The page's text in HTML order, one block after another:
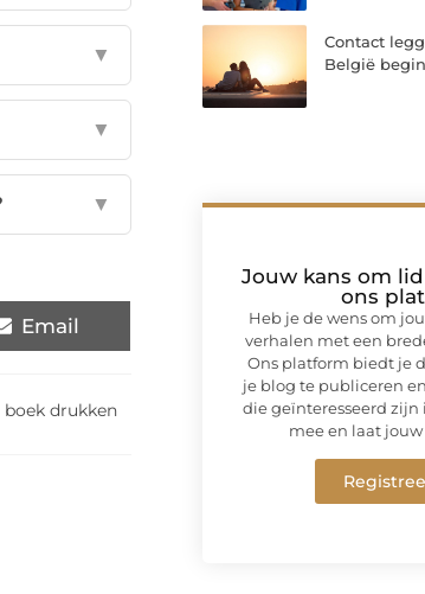
▼
▼
▼
Email
drukken
Contact
België
Jouw kans om
ons
Heb je de wens om
verhalen met een
Ons platform biedt je
je blog te publiceren
die geïnteresseerd
mee en laat